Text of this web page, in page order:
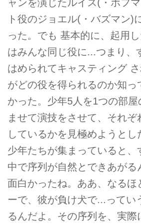
ャンを演じたルイス(・ホフ
ト役のジョエル(・バズマン)
った。でも 基本的に、起用
はみんな同じ役に...つまり、
はめられてキャスティング
がどの役を得られるのか知っ
かった。少年5人を1つの部屋
ませて演技をさせて、それぞ
しているかを見極めようとし
少年たちが集まっていると、
中で序列が自然とできあがる
面白かったね。ああ、なるほ
ーで、彼が負け犬で...ってい
るんだよ。その序列を、実際